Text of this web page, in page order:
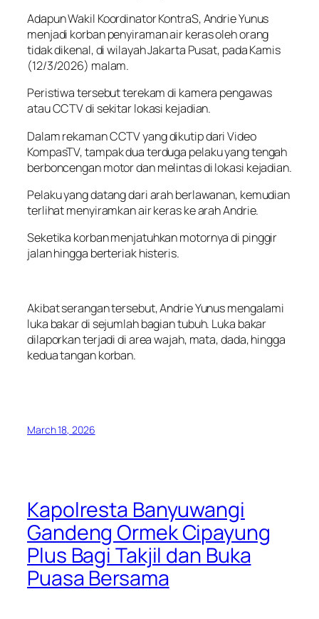
Adapun Wakil Koordinator KontraS, Andrie Yunus
menjadi korban penyiraman air keras oleh orang
tidak dikenal, di wilayah Jakarta Pusat, pada Kamis
(12/3/2026) malam.
Peristiwa tersebut terekam di kamera pengawas
atau CCTV di sekitar lokasi kejadian.
Dalam rekaman CCTV yang dikutip dari Video
KompasTV, tampak dua terduga pelaku yang tengah
berboncengan motor dan melintas di lokasi kejadian.
Pelaku yang datang dari arah berlawanan, kemudian
terlihat menyiramkan air keras ke arah Andrie.
Seketika korban menjatuhkan motornya di pinggir
jalan hingga berteriak histeris.
Akibat serangan tersebut, Andrie Yunus mengalami
luka bakar di sejumlah bagian tubuh. Luka bakar
dilaporkan terjadi di area wajah, mata, dada, hingga
kedua tangan korban.
March 18, 2026
Kapolresta Banyuwangi
Gandeng Ormek Cipayung
Plus Bagi Takjil dan Buka
Puasa Bersama